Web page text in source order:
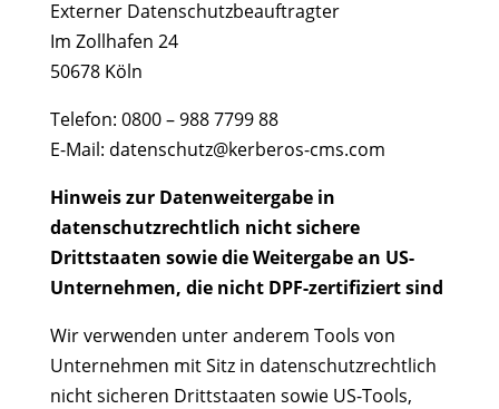
Externer Datenschutzbeauftragter
Im Zollhafen 24
50678 Köln
Telefon: 0800 – 988 7799 88
E-Mail: datenschutz@kerberos-cms.com
Hinweis zur Datenweitergabe in
datenschutzrechtlich nicht sichere
Drittstaaten sowie die Weitergabe an US-
Unternehmen, die nicht DPF-zertifiziert sind
Wir verwenden unter anderem Tools von
Unternehmen mit Sitz in datenschutzrechtlich
nicht sicheren Drittstaaten sowie US-Tools,